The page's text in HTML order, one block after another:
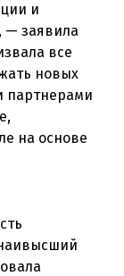
и
— заявила
все
новых
партнерами
на основе